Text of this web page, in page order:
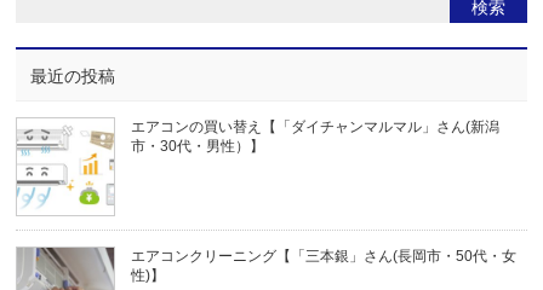
最近の投稿
エアコンの買い替え【「ダイチャンマルマル」さん(新潟
市・30代・男性）】
エアコンクリーニング【「三本銀」さん(長岡市・50代・女
性)】